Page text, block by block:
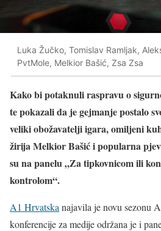
Luka Žučko, Tomislav Ramljak,
PvtMole, Melkior Bašić, Zsa Zsa
Kako bi potaknuli raspravu o
te pokazali da je gejmanje postalo
veliki obožavatelji igara, omiljeni
žirija Melkior Bašić i popularna
su na panelu „Za tipkovnicom ili
kontrolom“.
A1 Hrvatska najavila je novu sezonu
konferencije za medije održana je i